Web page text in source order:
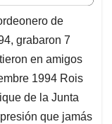
de
grabaron 7
en amigos
1994 Rois
de la Junta
que jamás